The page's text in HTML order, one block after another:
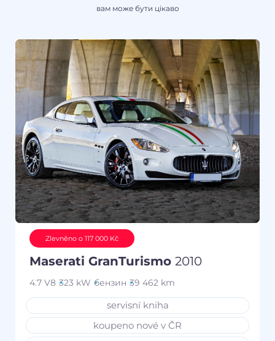
вам може бути цікаво
Zlevněno o 117 000 Kč
Maserati GranTurismo 2010
4.7 V8 323 kW бензин 39 462 km
servisní kniha
koupeno nové v ČR